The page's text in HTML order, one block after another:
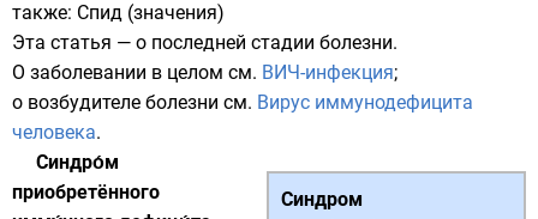
также: Спид (значения)
Эта статья — о последней стадии болезни.
О заболевании в целом см. ВИЧ-инфекция;
о возбудителе болезни см. Вирус иммунодефицита
человека.
Синдром
Синдро́м
приобретённого